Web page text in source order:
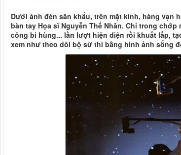
Dưới ánh đèn sân khấu, trên mặt kính, hàng vạn
bàn tay Họa sĩ Nguyễn Thế Nhân. Chỉ trong
công bi hùng... lần lượt hiện diện rồi khuất lấp,
xem như theo dõi bộ sử thi bằng hình ảnh sống